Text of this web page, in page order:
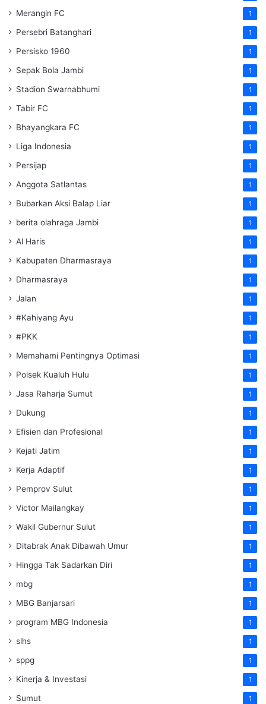
Merangin FC 1
Persebri Batanghari 1
Persisko 1960 1
Sepak Bola Jambi 1
Stadion Swarnabhumi 1
Tabir FC 1
Bhayangkara FC 1
Liga Indonesia 1
Persijap 1
Anggota Satlantas 1
Bubarkan Aksi Balap Liar 1
berita olahraga Jambi 1
Al Haris 1
Kabupaten Dharmasraya 1
Dharmasraya 1
Jalan 1
#Kahiyang Ayu 1
#PKK 1
Memahami Pentingnya Optimasi 1
Polsek Kualuh Hulu 1
Jasa Raharja Sumut 1
Dukung 1
Efisien dan Profesional 1
Kejati Jatim 1
Kerja Adaptif 1
Pemprov Sulut 1
Victor Mailangkay 1
Wakil Gubernur Sulut 1
Ditabrak Anak Dibawah Umur 1
Hingga Tak Sadarkan Diri 1
mbg 1
MBG Banjarsari 1
program MBG Indonesia 1
slhs 1
sppg 1
Kinerja & Investasi 1
Sumut 1